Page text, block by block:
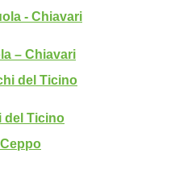
– Chiavari
del Ticino